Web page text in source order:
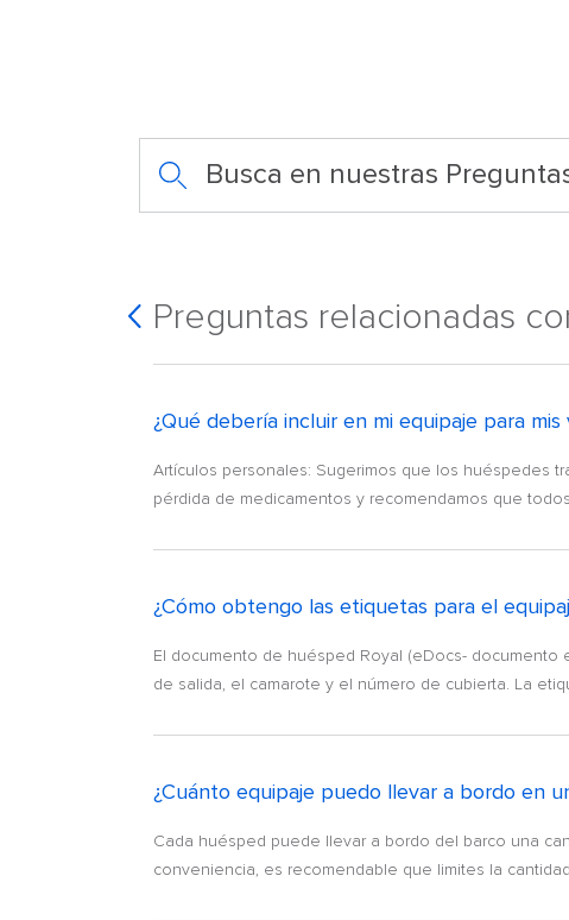
Busca en nuestras
Preguntas relacionadas
¿Qué debería incluir en mi equipaje para
Artículos personales: Sugerimos que los huéspedes
pérdida de medicamentos y recomendamos que
¿Cómo obtengo las etiquetas para el
El documento de huésped Royal (eDocs-
de salida, el camarote y el número de cubierta. La
¿Cuánto equipaje puedo llevar a bordo en
Cada huésped puede llevar a bordo del barco una
conveniencia, es recomendable que limites la